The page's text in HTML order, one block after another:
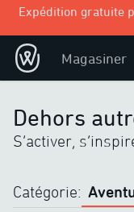
Expédition gratuite
Magasiner
Dehors
S’activer,
Catégorie: